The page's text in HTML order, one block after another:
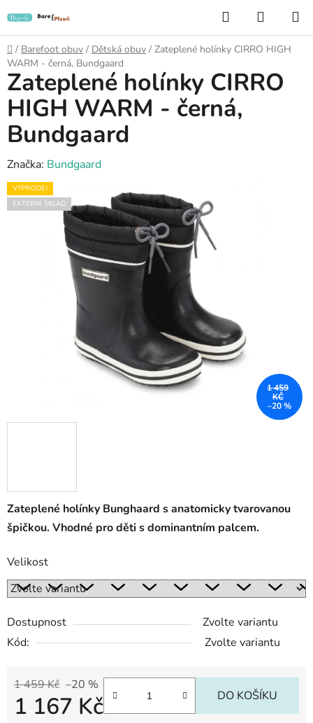
na
obsah
Hledat
KOŠÍK
Domů
/ Barefoot obuv / Dětská obuv / Zateplené holínky CIRRO HIGH
WARM - černá, Bundgaard
Zateplené holínky Bunghaard s anatomicky tvarovanou
špičkou. Vhodné pro děti s dominantním palcem.
Velikost
Dostupnost
Zvolte variantu
Kód:
Zvolte variantu
1 459 Kč –20 %
1 167 Kč DO KOŠÍKU
Zateplené holínky CIRRO
HIGH WARM - černá,
Bundgaard
Značka: Bundgaard
VÝPRODEJ
EXTERNÍ SKLAD
1 459
KČ
–20 %